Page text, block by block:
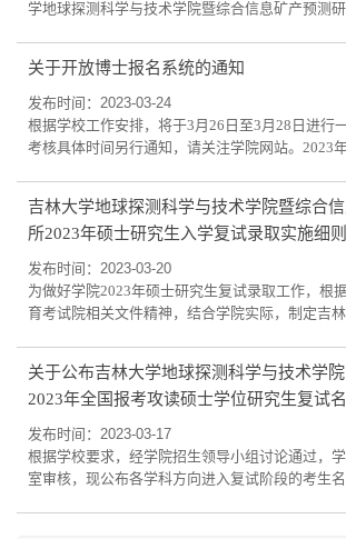
学地球探测科学与技术学院暨综合信息矿产预测研
示，公示期为3月30日至4月1日。如考生对成绩提
期内书面实名提出复试成绩申诉。申诉及咨询方式
88502362,wangyuhan@jlu.edu.cn 王老师吉林大学
关于开放博士报名系统的通知
发布时间：2023-03-24
根据学校工作安排，将于3月26日至3月28日进行
考核具体时间另行通知，请关注学院网站。2023
吉林大学地球探测科学与技术学院暨综合
所2023年硕士研究生入学复试录取实施细则
发布时间：2023-03-20
为做好学院2023年硕士研究生复试录取工作，根
育考试院相关文件精神，结合学院实际，制定吉林
才。采用综合性、多元化的考察方式和方法，探索
选拔规律，坚持学术标准，择优录取，宁缺毋滥，
坚持全面考察，注重客观评价。在对考生德...
关于公布吉林大学地球探测科学与技术学院
2023年全国报考攻读硕士学位研究生复试
发布时间：2023-03-17
根据学校要求，经学院招生领导小组讨论通过，
室审核，现公布各学科方向进入复试阶段的考生名